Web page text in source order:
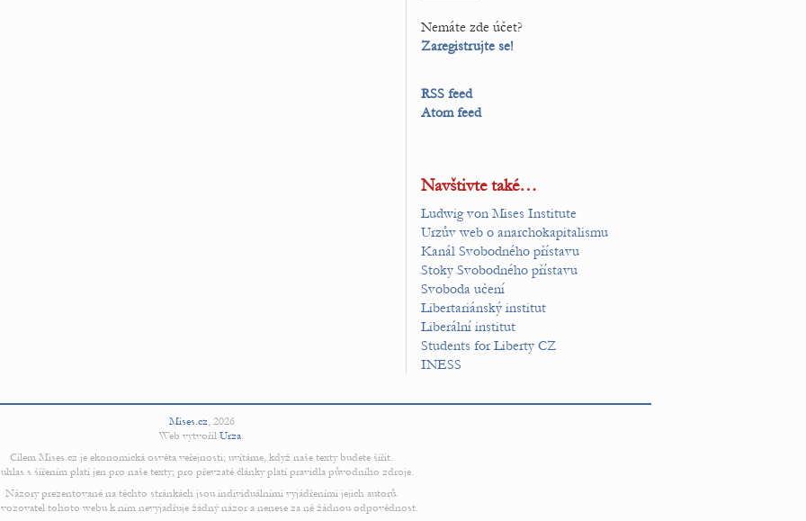
Nemáte zde účet?
Zaregistrujte se!
RSS feed
Atom feed
Navštivte také…
Ludwig von Mises Institute
Urzův web o anarchokapitalismu
Kanál Svobodného přístavu
Stoky Svobodného přístavu
Svoboda učení
Libertariánský institut
Liberální institut
Students for Liberty CZ
INESS
Mises.cz, 2026
Web vytvořil Urza.
Cílem Mises.cz je ekonomická osvěta veřejnosti; uvítáme, když naše texty budete šířit.
s šířením platí jen pro naše texty; pro převzaté články platí pravidla původního zdroje.
Názory prezentované na těchto stránkách jsou individuálními vyjádřeními jejich autorů.
tohoto webu k nim nevyjadřuje žádný názor a nenese za ně žádnou odpovědnost.